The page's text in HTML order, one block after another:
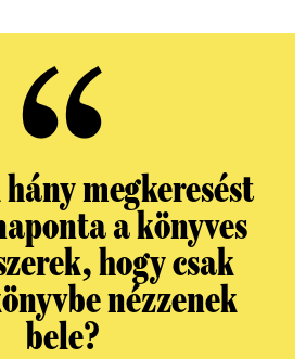
megkeresést
a könyves
hogy csak
nézzenek
bele?